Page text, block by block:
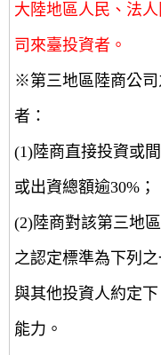
大陸地區人民、法
司來臺投資者。
※第三地區陸商公司
者：
(1)陸商直接投資或
或出資總額逾30%；
(2)陸商對該第三地
之認定標準為下列之
與其他投資人約定
能力。